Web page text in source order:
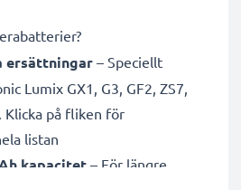
ersättningar– Speciellt
Lumix GX1, G3, GF2, ZS7,
Klicka på fliken för
listan
kapacitet – För längre